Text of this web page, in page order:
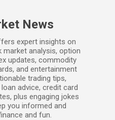
News
expert insights on
analysis, option
updates, commodity
and entertainment
trading tips,
advice, credit card
plus engaging jokes
you informed and
and fun.